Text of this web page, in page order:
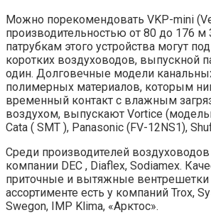
Можно порекомендовать VKP-mini
производительностью от 80 до 176
патрубкам этого устройства могут
коротких воздуховодов, выпускной
один. Долговечные модели
полимерных материалов, которым
временный контакт с влажным
воздухом, выпускают Vortice
Cata ( SMT ), Panasonic (FV-12NS1),
Среди производителей
компании DEC , Diaflex, Sodiamex.
приточные и вытяжные
ассортименте есть у компаний Trox,
Swegon, IMP Klima, «Арктос».